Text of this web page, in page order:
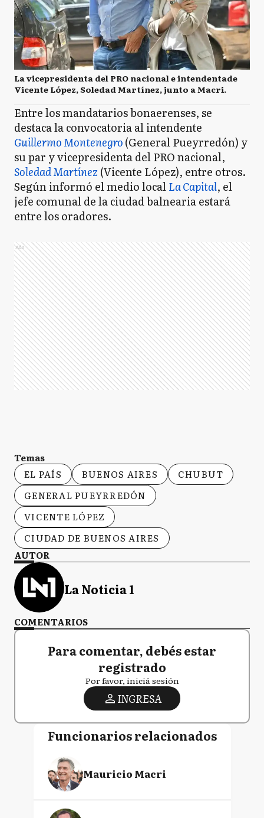
La vicepresidenta del PRO nacional e intendentade
Vicente López, Soledad Martínez, junto a Macri.
Entre los mandatarios bonaerenses, se
destaca la convocatoria al intendente
Guillermo Montenegro(General Pueyrredón) y
su par y vicepresidenta del PRO nacional,
Soledad Martínez (Vicente López), entre otros.
Según informó el medio localLa Capital, el
jefe comunal de la ciudad balnearia estará
entre los oradores.
Ads
Temas
EL PAÍS
BUENOS AIRES
CHUBUT
GENERAL PUEYRREDÓN
VICENTE LÓPEZ
CIUDAD DE BUENOS AIRES
AUTOR
La Noticia 1
COMENTARIOS
Para comentar, debés estar
registrado
Por favor, iniciá sesión
INGRESA
Funcionarios relacionados
Mauricio Macri